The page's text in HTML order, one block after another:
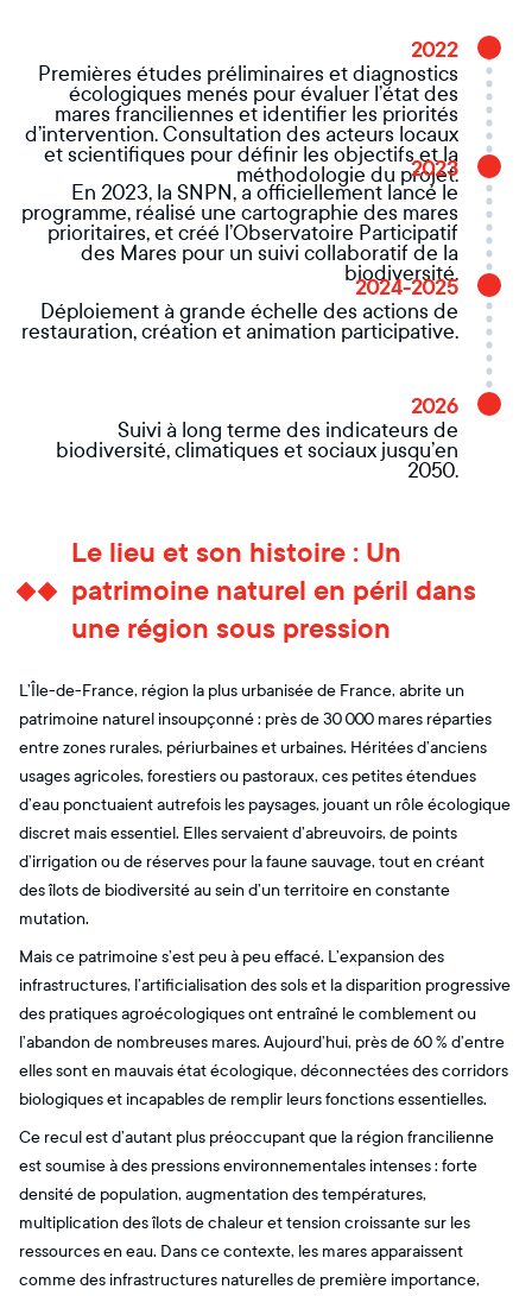
2022
Premières études préliminaires et diagnostics
écologiques menés pour évaluer l’état des
mares franciliennes et identifier les priorités
d’intervention. Consultation des acteurs locaux
et scientifiques pour définir les objectifs et la
méthodologie du projet.
2023
En 2023, la SNPN, a officiellement lancé le
programme, réalisé une cartographie des mares
prioritaires, et créé l’Observatoire Participatif
des Mares pour un suivi collaboratif de la
biodiversité.
2024-2025
Déploiement à grande échelle des actions de
restauration, création et animation participative.
2026
Suivi à long terme des indicateurs de
biodiversité, climatiques et sociaux jusqu’en
2050.
Le lieu et son histoire : Un
patrimoine naturel en péril dans
une région sous pression
L’Île-de-France, région la plus urbanisée de France, abrite un
patrimoine naturel insoupçonné : près de 30 000 mares réparties
entre zones rurales, périurbaines et urbaines. Héritées d’anciens
usages agricoles, forestiers ou pastoraux, ces petites étendues
d’eau ponctuaient autrefois les paysages, jouant un rôle écologique
discret mais essentiel. Elles servaient d’abreuvoirs, de points
d’irrigation ou de réserves pour la faune sauvage, tout en créant
des îlots de biodiversité au sein d’un territoire en constante
mutation.
Mais ce patrimoine s’est peu à peu effacé. L’expansion des
infrastructures, l’artificialisation des sols et la disparition progressive
des pratiques agroécologiques ont entraîné le comblement ou
l’abandon de nombreuses mares. Aujourd’hui, près de 60 % d’entre
elles sont en mauvais état écologique, déconnectées des corridors
biologiques et incapables de remplir leurs fonctions essentielles.
Ce recul est d’autant plus préoccupant que la région francilienne
est soumise à des pressions environnementales intenses : forte
densité de population, augmentation des températures,
multiplication des îlots de chaleur et tension croissante sur les
ressources en eau. Dans ce contexte, les mares apparaissent
comme des infrastructures naturelles de première importance,